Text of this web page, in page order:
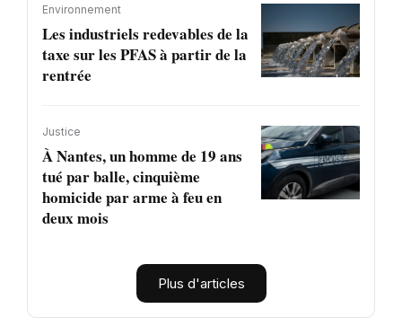
Environnement
Les industriels redevables de la
taxe sur les PFAS à partir de la
rentrée
Justice
À Nantes, un homme de 19 ans
tué par balle, cinquième
homicide par arme à feu en
deux mois
Plus d'articles